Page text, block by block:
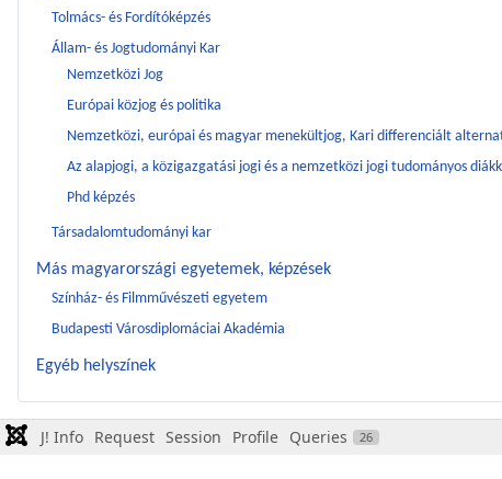
Tolmács- és Fordítóképzés
Állam- és Jogtudományi Kar
Nemzetközi Jog
Európai közjog és politika
Nemzetközi, európai és magyar menekültjog, ​Kari differenciált
Az alapjogi, a közigazgatási jogi és a nemzetközi jogi tudományos
Phd képzés
Társadalomtudományi kar
Más magyarországi egyetemek, képzések
Színház- és Filmművészeti egyetem
Budapesti Városdiplomáciai Akadémia
Egyéb helyszínek
J! Info Request Session Profile Queries 26